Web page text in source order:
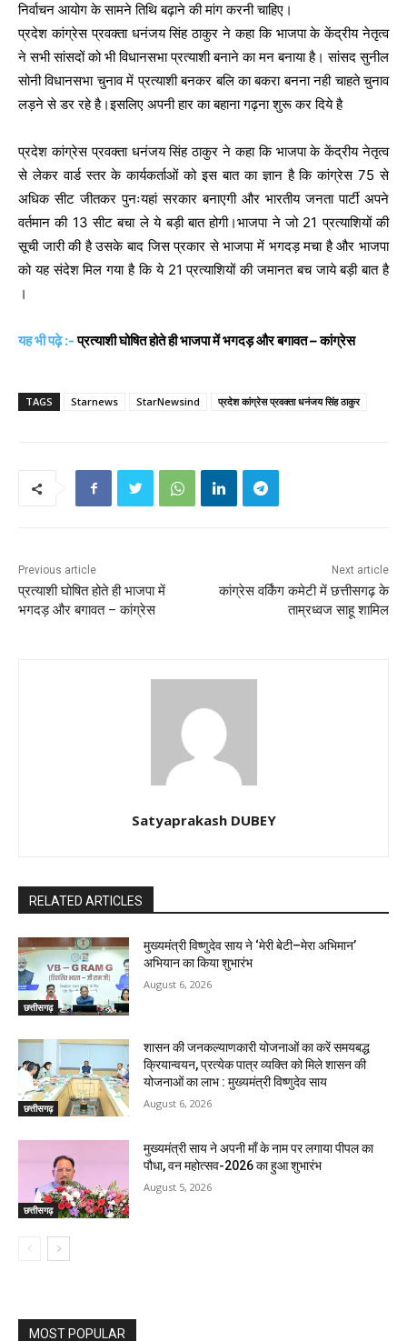
निर्वाचन आयोग के सामने तिथि बढ़ाने की मांग करनी चाहिए।
प्रदेश कांग्रेस प्रवक्ता धनंजय सिंह ठाकुर ने कहा कि भाजपा के केंद्रीय नेतृत्व
ने सभी सांसदों को भी विधानसभा प्रत्याशी बनाने का मन बनाया है। सांसद सुनील
सोनी विधानसभा चुनाव में प्रत्याशी बनकर बलि का बकरा बनना नही चाहते चुनाव
लड़ने से डर रहे है।इसलिए अपनी हार का बहाना गढ़ना शुरू कर दिये है
प्रदेश कांग्रेस प्रवक्ता धनंजय सिंह ठाकुर ने कहा कि भाजपा के केंद्रीय नेतृत्व
से लेकर वार्ड स्तर के कार्यकर्ताओं को इस बात का ज्ञान है कि कांग्रेस 75 से
अधिक सीट जीतकर पुनःयहां सरकार बनाएगी और भारतीय जनता पार्टी अपने
वर्तमान की 13 सीट बचा ले ये बड़ी बात होगी।भाजपा ने जो 21 प्रत्याशियों की
सूची जारी की है उसके बाद जिस प्रकार से भाजपा में भगदड़ मचा है और भाजपा
को यह संदेश मिल गया है कि ये 21 प्रत्याशियों की जमानत बच जाये बड़ी बात है
।
यह भी पढ़े :-प्रत्याशी घोषित होते ही भाजपा में भगदड़ और बगावत – कांग्रेस
TAGS Starnews StarNewsind प्रदेश कांग्रेस प्रवक्ता धनंजय सिंह ठाकुर
Previous article
प्रत्याशी घोषित होते ही भाजपा में
भगदड़ और बगावत – कांग्रेस
Next article
कांग्रेस वर्किंग कमेटी में छत्तीसगढ़ के
ताम्रध्वज साहू शामिल
Satyaprakash DUBEY
RELATED ARTICLES
छत्तीसगढ़
मुख्यमंत्री विष्णुदेव साय ने ‘मेरी बेटी–मेरा अभिमान’
अभियान का किया शुभारंभ
August 6, 2026
छत्तीसगढ़
शासन की जनकल्याणकारी योजनाओं का करें समयबद्ध
क्रियान्वयन, प्रत्येक पात्र व्यक्ति को मिले शासन की
योजनाओं का लाभ : मुख्यमंत्री विष्णुदेव साय
August 6, 2026
छत्तीसगढ़
मुख्यमंत्री साय ने अपनी माँ के नाम पर लगाया पीपल का
पौधा, वन महोत्सव-2026 का हुआ शुभारंभ
August 5, 2026
MOST POPULAR